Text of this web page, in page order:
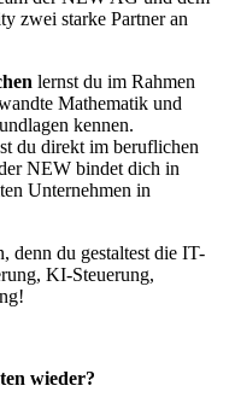
zwei starke Partner an
lernst du im Rahmen
Mathematik und
kennen.
du direkt im beruflichen
NEW bindet dich in
Unternehmen in
denn du gestaltest die IT-
KI-Steuerung,
wieder?